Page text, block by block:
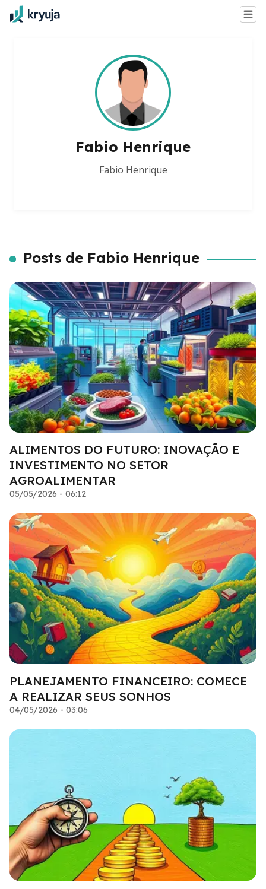
Fabio Henrique
Fabio Henrique
Posts de Fabio Henrique
ALIMENTOS DO FUTURO: INOVAÇÃO E
INVESTIMENTO NO SETOR
AGROALIMENTAR
05/05/2026 - 06:12
PLANEJAMENTO FINANCEIRO: COMECE
A REALIZAR SEUS SONHOS
04/05/2026 - 03:06